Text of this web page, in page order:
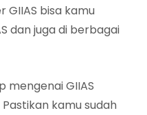
GIIAS bisa kamu
dan juga di berbagai
mengenai GIIAS
kamu sudah